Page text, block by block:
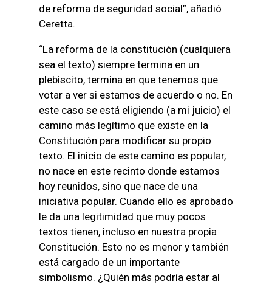
de reforma de seguridad social”, añadió
Ceretta.
“La reforma de la constitución (cualquiera
sea el texto) siempre termina en un
plebiscito, termina en que tenemos que
votar a ver si estamos de acuerdo o no. En
este caso se está eligiendo (a mi juicio) el
camino más legítimo que existe en la
Constitución para modificar su propio
texto. El inicio de este camino es popular,
no nace en este recinto donde estamos
hoy reunidos, sino que nace de una
iniciativa popular. Cuando ello es aprobado
le da una legitimidad que muy pocos
textos tienen, incluso en nuestra propia
Constitución. Esto no es menor y también
está cargado de un importante
simbolismo. ¿Quién más podría estar al